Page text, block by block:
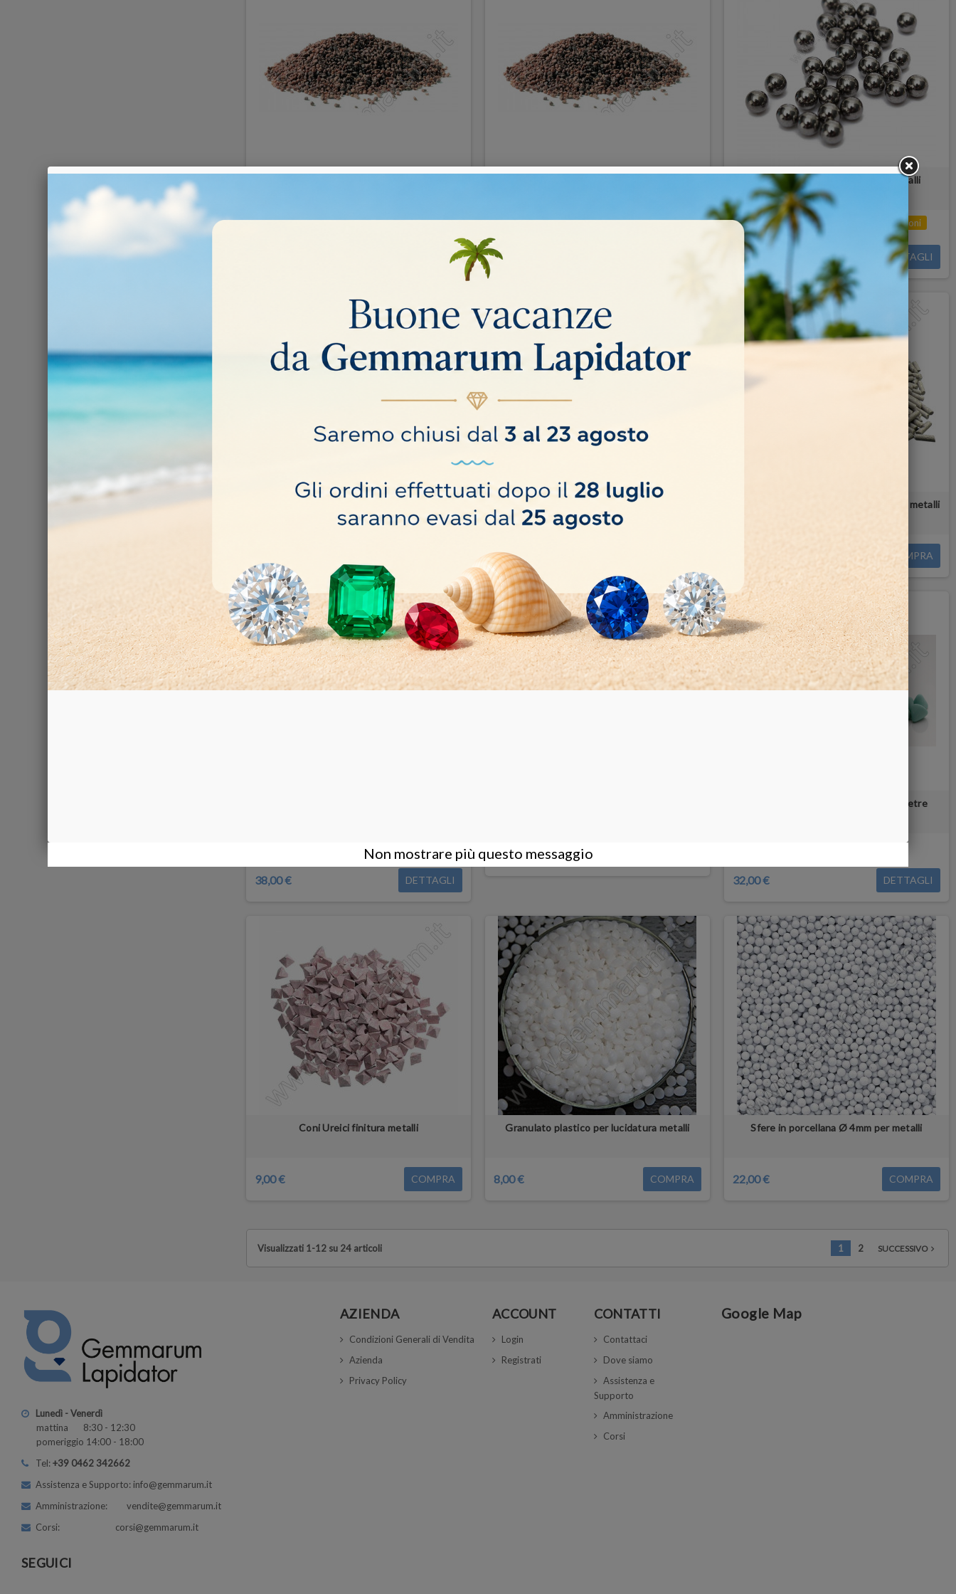
Sfere in acciaio per lucidatura metalli
Prodotto disponibile con diverse opzioni
110,00 € DETTAGLI
Abrasivo in resina ureica rosa 15mm conici
8,00 €
Abrasivo ceramico 3x10mm levigatura metalli
COMPRA
NON DISPONIBILE
38,00 € DETTAGLI
40,00 €
NON DISPONIBILE
Coni plastici per finitura metalli o pietre
32,00 € DETTAGLI
Coni Ureici finitura metalli
9,00 € COMPRA
Granulato plastico per lucidatura metalli
8,00 € COMPRA
Sfere in porcellana Ø 4mm per metalli
22,00 € COMPRA
Visualizzati 1-12 su 24 articoli 1 2 SUCCESSIVOnavigate_next
Lunedì - Venerdì
mattina 8:30 - 12:30
pomeriggio 14:00 - 18:00
Tel:+39 0462 342662
Assistenza e Supporto: info@gemmarum.it
Amministrazione: vendite@gemmarum.it
Corsi: corsi@gemmarum.it
SEGUICI
AZIENDA
Condizioni Generali di Vendita
Azienda
Privacy Policy
ACCOUNT
Login
Registrati
CONTATTI
Contattaci
Dove siamo
Assistenza e
Supporto
Amministrazione
Corsi
Google Map
Non mostrare più questo messaggio